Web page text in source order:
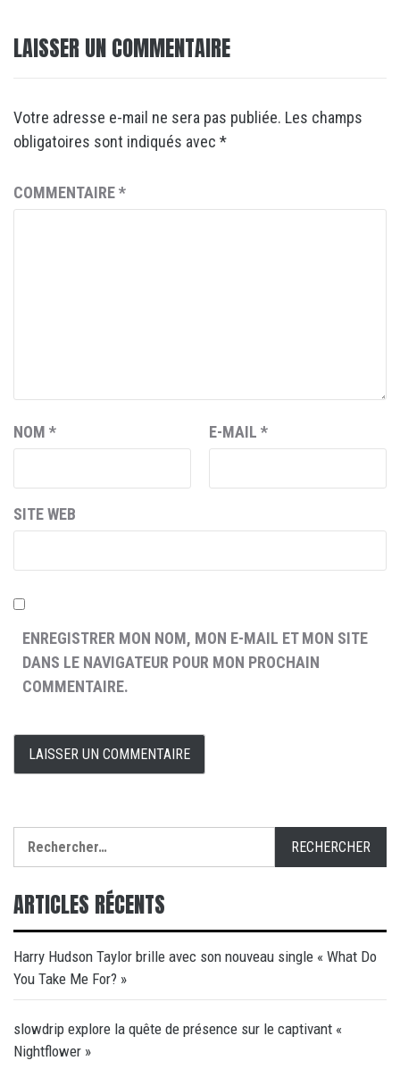
LAISSER UN COMMENTAIRE
Votre adresse e-mail ne sera pas publiée. Les champs
obligatoires sont indiqués avec *
COMMENTAIRE*
NOM * E-MAIL *
SITE WEB
ENREGISTRER MON NOM, MON E-MAIL ET MON SITE
DANS LE NAVIGATEUR POUR MON PROCHAIN
COMMENTAIRE.
ARTICLES RÉCENTS
Harry Hudson Taylor brille avec son nouveau single « What Do
You Take Me For? »
slowdrip explore la quête de présence sur le captivant «
Nightflower »